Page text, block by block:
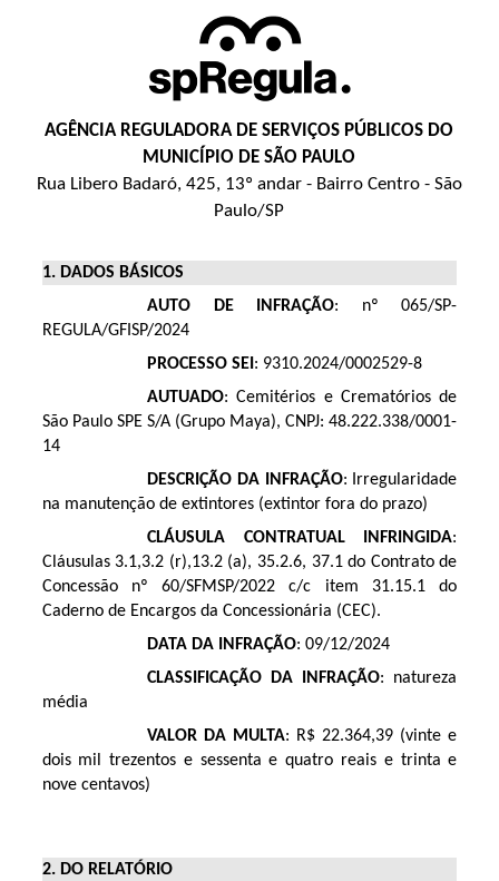
AGÊNCIA REGULADORA DE SERVIÇOS PÚBLICOS DO
MUNICÍPIO DE SÃO PAULO
Rua Libero Badaró, 425, 13º andar - Bairro Centro - São
Paulo/SP
1. DADOS BÁSICOS
AUTO DE INFRAÇÃO: nº 065/SP-
REGULA/GFISP/2024
PROCESSO SEI : 9310.2024/0002529-8
AUTUADO: Cemitérios e Crematórios de
São Paulo SPE S/A (Grupo Maya), CNPJ: 48.222.338/0001-
14
DESCRIÇÃO DA INFRAÇÃO: Irregularidade
na manutenção de extintores (extintor fora do prazo)
CLÁUSULA CONTRATUAL INFRINGIDA:
Cláusulas 3.1,3.2 (r),13.2 (a), 35.2.6, 37.1 do Contrato de
Concessão nº 60/SFMSP/2022 c/c item 31.15.1 do
Caderno de Encargos da Concessionária (CEC).
DATA DA INFRAÇÃO: 09/12/2024
CLASSIFICAÇÃO DA INFRAÇÃO: natureza
média
VALOR DA MULTA: R$ 22.364,39 (vinte e
dois mil trezentos e sessenta e quatro reais e trinta e
nove centavos)
2. DO RELATÓRIO